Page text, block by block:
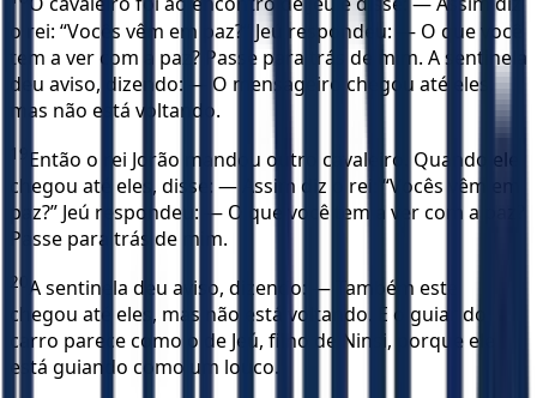
o rei: “Vocês vêm em paz?” Jeú respondeu: — O que você
tem a ver com a paz? Passe para trás de mim. A sentinela
deu aviso, dizendo: — O mensageiro chegou até eles,
mas não está voltando.
19 Então o rei Jorão mandou outro cavaleiro. Quando ele
chegou até eles, disse: — Assim diz o rei: “Vocês vêm em
paz?” Jeú respondeu: — O que você tem a ver com a paz?
Passe para trás de mim.
20 A sentinela deu aviso, dizendo: — Também este
chegou até eles, mas não está voltando. E o guiar do
carro parece como o de Jeú, filho de Ninsi, porque ele
está guiando como um louco.